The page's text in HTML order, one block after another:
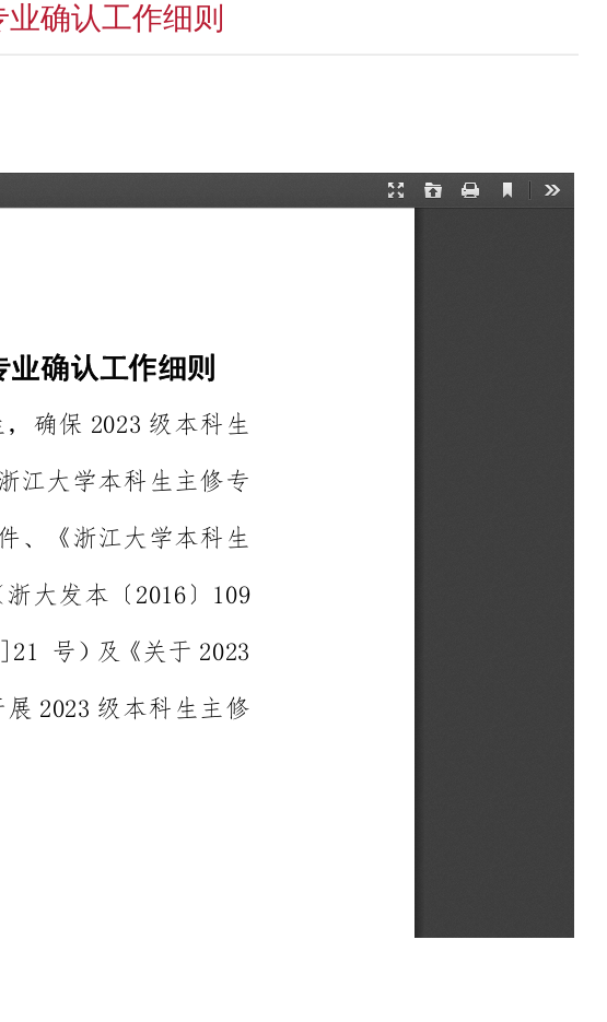
确认工作细则